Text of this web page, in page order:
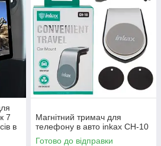
7
в
Магнітний тримач для
телефону в авто inkax CH-10
Готово до відправки